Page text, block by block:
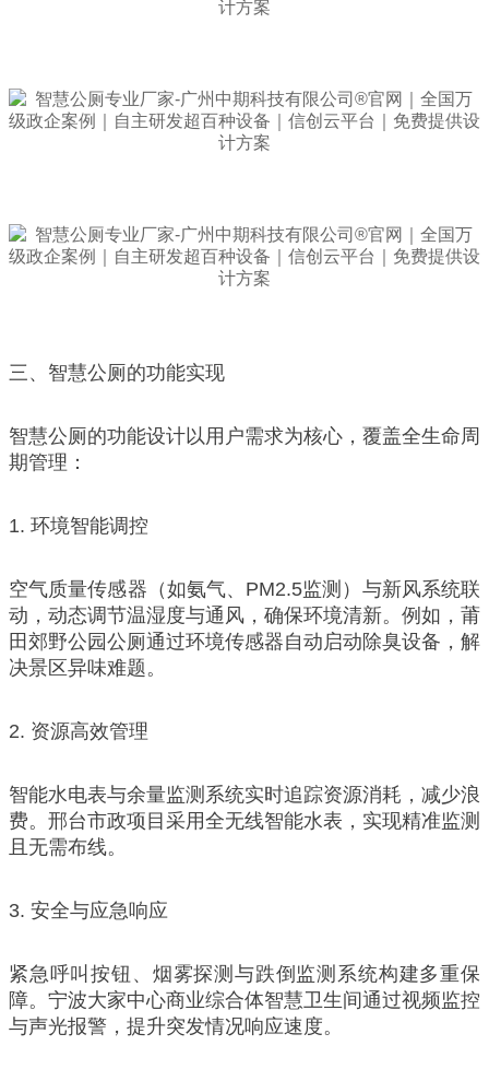
三、智慧公厕的功能实现
智慧公厕的功能设计以用户需求为核心，覆盖全生命周
期管理：
1. 环境智能调控
空气质量传感器（如氨气、PM2.5监测）与新风系统联
动，动态调节温湿度与通风，确保环境清新。例如，莆
田郊野公园公厕通过环境传感器自动启动除臭设备，解
决景区异味难题。
2. 资源高效管理
智能水电表与余量监测系统实时追踪资源消耗，减少浪
费。邢台市政项目采用全无线智能水表，实现精准监测
且无需布线。
3. 安全与应急响应
紧急呼叫按钮、烟雾探测与跌倒监测系统构建多重保
障。宁波大家中心商业综合体智慧卫生间通过视频监控
与声光报警，提升突发情况响应速度。